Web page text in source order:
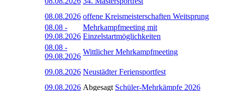
08.08.2026 offene Kreismeisterschaften Weitsprung
08.08 -
09.08.2026
Mehrkampfmeeting mit
Einzelstartmöglichkeiten
08.08 -
09.08.2026
Wittlicher Mehrkampfmeeting
09.08.2026 Neustädter Feriensportfest
09.08.2026 Abgesagt Schüler-Mehrkämpfe 2026